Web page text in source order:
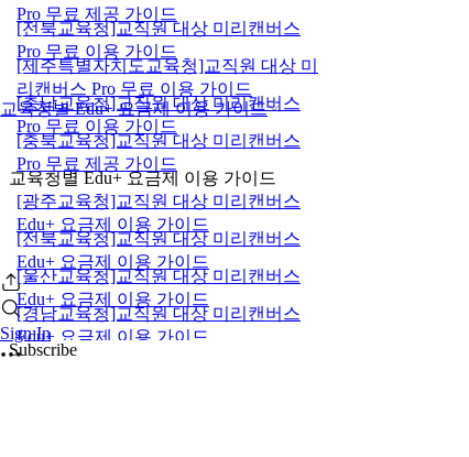
교육청별 Edu+ 요금제 이용 가이드
Sign In
Pro 무료 제공 가이드
[전북교육청]교직원 대상 미리캔버스
Pro 무료 이용 가이드
[제주특별자치도교육청]교직원 대상 미
리캔버스 Pro 무료 이용 가이드
[충남교육청]교직원 대상 미리캔버스
Pro 무료 이용 가이드
[충북교육청]교직원 대상 미리캔버스
Pro 무료 제공 가이드
교육청별 Edu+ 요금제 이용 가이드
[광주교육청]교직원 대상 미리캔버스
Edu+ 요금제 이용 가이드
[전북교육청]교직원 대상 미리캔버스
Edu+ 요금제 이용 가이드
[울산교육청]교직원 대상 미리캔버스
Edu+ 요금제 이용 가이드
[경남교육청]교직원 대상 미리캔버스
Edu+ 요금제 이용 가이드
Subscribe